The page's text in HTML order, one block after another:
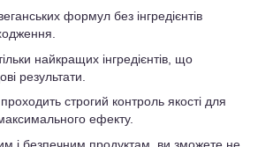
формул без інгредієнтів
найкращих інгредієнтів, що
результати.
строгий контроль якості для
ефекту.
і безпечним продуктам, ви зможете не